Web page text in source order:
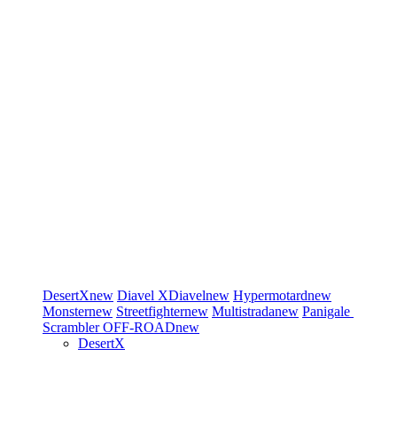
DesertXnew Diavel XDiavelnew Hypermotardnew
Monsternew Streetfighternew Multistradanew Panigale
ScramblerOFF-ROADnew
DesertX